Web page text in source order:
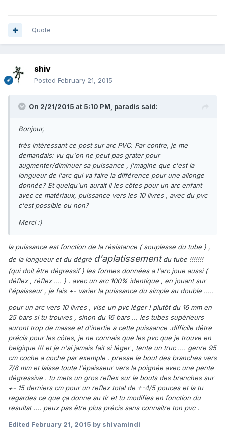
Quote
shiv
Posted February 21, 2015
On 2/21/2015 at 5:10 PM, paradis said:
Bonjour,
très intéressant ce post sur arc PVC. Par contre, je me
demandais: vu qu'on ne peut pas grater pour
augmenter/diminuer sa puissance , j'magine que c'est la
longueur de l'arc qui va faire la différence pour une allonge
donnée? Et quelqu'un aurait il les côtes pour un arc enfant
avec ce matériaux, puissance vers les 10 livres , avec du pvc
c'est possible ou non?
Merci :)
la puissance est fonction de la résistance ( souplesse du tube ) ,
de la longueur et du dégré d'aplatissementdu tube !!!!!!!
(qui doit être dégressif ) les formes données a l'arc joue aussi (
déflex , réflex .... ) . avec un arc 100% identique , en jouant sur
l'épaisseur , je fais +- varier la puissance du simple au double .....
pour un arc vers 10 livres , vise un pvc léger ! plutôt du 16 mm en
25 bars si tu trouves , sinon du 16 bars ... les tubes supérieurs
auront trop de masse et d'inertie a cette puissance .difficile dêtre
précis pour les côtes, je ne connais que les pvc que je trouve en
belgique !!! et je n'ai jamais fait si léger , tente un truc .... genre 95
cm coche a coche par exemple . presse le bout des branches vers
7/8 mm et laisse toute l'épaisseur vers la poignée avec une pente
dégressive . tu mets un gros reflex sur le bouts des branches sur
+- 15 derniers cm pour un reflex total de +-4/5 pouces et la tu
regardes ce que ça donne au tir et tu modifies en fonction du
resultat .... peux pas être plus précis sans connaitre ton pvc .
Edited February 21, 2015 by shivamindi